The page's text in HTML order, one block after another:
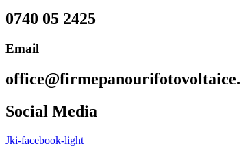
0740 05 2425
Email
Social Media
Jki-facebook-light